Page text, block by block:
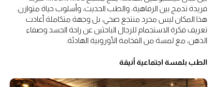
فريدة تدمج بين الرفاهية، والطب الحديث، وأسلوب حياة متوازن.
هذا المكان ليس مجرد منتجع صحي، بل وجهة متكاملة أعادت
تعريف فكرة الاستجمام للرجال الباحثين عن راحة الجسد وصفاء
الذهن، مع لمسة من الفخامة الأوروبية الهادئة.
الطب بلمسة اجتماعية أنيقة